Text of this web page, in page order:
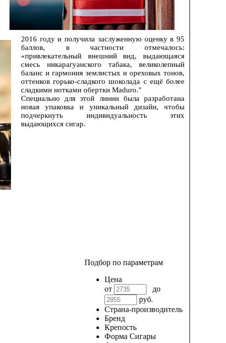
2016 году и получила заслуженную оценку в 95
баллов, в частности отмечалось:
«привлекательный внешний вид, выдающаяся
смесь никарагуанского табака, великолепный
баланс и гармония землистых и ореховых тонов,
оттенков горько-сладкого шоколада с ещё более
сладкими нотками обертки Maduro."
Специально для этой линии была разработана
новая упаковка и уникальный дизайн, чтобы
подчеркнуть индивидуальность этих
выдающихся сигар.
Подбор по параметрам
Цена
от
до
руб.
Страна-производитель
Бренд
Крепость
Форма Сигары